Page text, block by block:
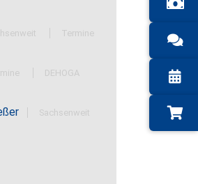
Termine
DEHOGA
Sachsenweit